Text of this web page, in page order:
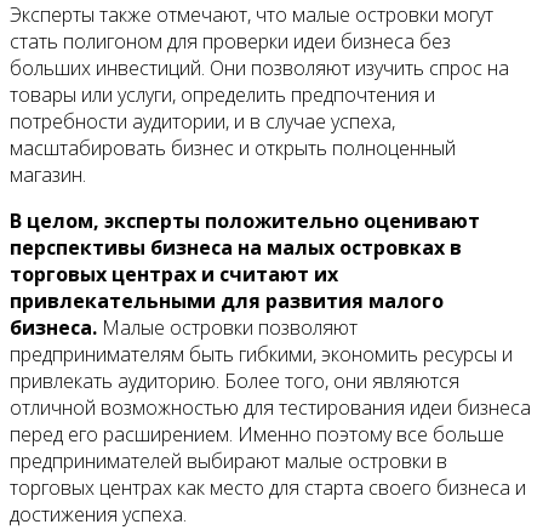
Эксперты также отмечают, что малые островки могут
стать полигоном для проверки идеи бизнеса без
больших инвестиций. Они позволяют изучить спрос на
товары или услуги, определить предпочтения и
потребности аудитории, и в случае успеха,
масштабировать бизнес и открыть полноценный
магазин.
В целом, эксперты положительно оценивают
перспективы бизнеса на малых островках в
торговых центрах и считают их
привлекательными для развития малого
бизнеса. Малые островки позволяют
предпринимателям быть гибкими, экономить ресурсы и
привлекать аудиторию. Более того, они являются
отличной возможностью для тестирования идеи бизнеса
перед его расширением. Именно поэтому все больше
предпринимателей выбирают малые островки в
торговых центрах как место для старта своего бизнеса и
достижения успеха.